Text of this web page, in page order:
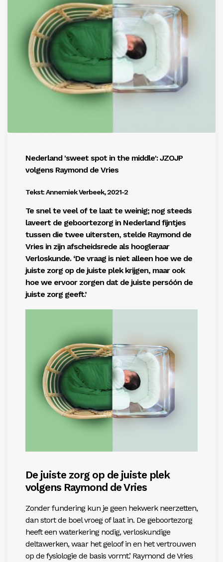
Nederland 'sweet spot in the middle': JZOJP
volgens Raymond de Vries
Tekst: Annemiek Verbeek, 2021-2
Te snel te veel of te laat te weinig; nog steeds
laveert de geboortezorg in Nederland fijntjes
tussen die twee uitersten, stelde Raymond de
Vries in zijn afscheidsrede als hoogleraar
Verloskunde. ‘De vraag is niet alleen hoe we de
juiste zorg op de juiste plek krijgen, maar ook
hoe we ervoor zorgen dat de juiste persóón de
juiste zorg geeft.’
De juiste zorg op de juiste plek
volgens Raymond de Vries
Zonder fundering kun je geen hekwerk neerzetten,
dan stort de boel vroeg of laat in. De geboortezorg
heeft een waterkering nodig, verloskundige
deltawerken, waar het geloof in en het vertrouwen
op de fysiologie de basis vormt.’ Raymond de Vries